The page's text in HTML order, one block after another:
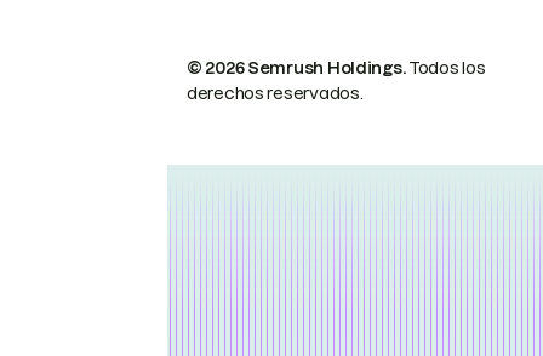
© 2026 Semrush Holdings.Todos los
derechos reservados.